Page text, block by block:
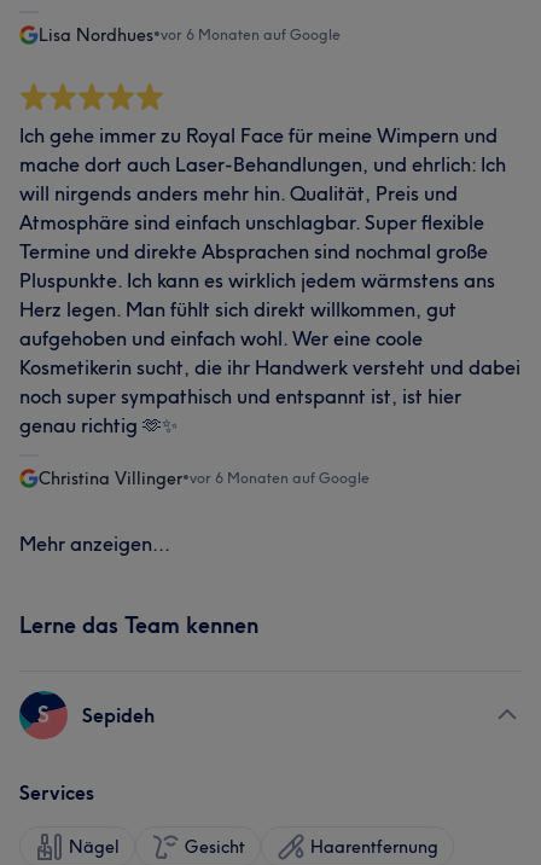
Lisa Nordhues•vor 6 Monaten auf Google
Ich gehe immer zu Royal Face für meine Wimpern und
mache dort auch Laser-Behandlungen, und ehrlich: Ich
will nirgends anders mehr hin. Qualität, Preis und
Atmosphäre sind einfach unschlagbar. Super flexible
Termine und direkte Absprachen sind nochmal große
Pluspunkte. Ich kann es wirklich jedem wärmstens ans
Herz legen. Man fühlt sich direkt willkommen, gut
aufgehoben und einfach wohl. Wer eine coole
Kosmetikerin sucht, die ihr Handwerk versteht und dabei
noch super sympathisch und entspannt ist, ist hier
genau richtig 🫶✨
Christina Villinger•vor 6 Monaten auf Google
Mehr anzeigen...
Lerne das Team kennen
S Sepideh
Services
Nägel Gesicht Haarentfernung